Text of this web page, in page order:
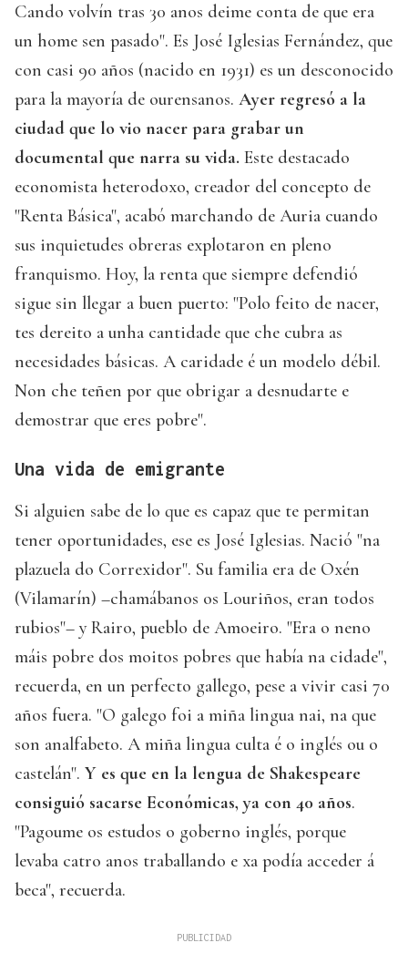
Cando volvín tras 30 anos deime conta de que era
un home sen pasado". Es José Iglesias Fernández, que
con casi 90 años (nacido en 1931) es un desconocido
para la mayoría de ourensanos. Ayer regresó a la
ciudad que lo vio nacer para grabar un
documental que narra su vida. Este destacado
economista heterodoxo, creador del concepto de
"Renta Básica", acabó marchando de Auria cuando
sus inquietudes obreras explotaron en pleno
franquismo. Hoy, la renta que siempre defendió
sigue sin llegar a buen puerto: "Polo feito de nacer,
tes dereito a unha cantidade que che cubra as
necesidades básicas. A caridade é un modelo débil.
Non che teñen por que obrigar a desnudarte e
demostrar que eres pobre".
Una vida de emigrante
Si alguien sabe de lo que es capaz que te permitan
tener oportunidades, ese es José Iglesias. Nació "na
plazuela do Correxidor". Su familia era de Oxén
(Vilamarín) –chamábanos os Louriños, eran todos
rubios"– y Rairo, pueblo de Amoeiro. "Era o neno
máis pobre dos moitos pobres que había na cidade",
recuerda, en un perfecto gallego, pese a vivir casi 70
años fuera. "O galego foi a miña lingua nai, na que
son analfabeto. A miña lingua culta é o inglés ou o
castelán". Y es que en la lengua de Shakespeare
consiguió sacarse Económicas, ya con 40 años.
"Pagoume os estudos o goberno inglés, porque
levaba catro anos traballando e xa podía acceder á
beca", recuerda.